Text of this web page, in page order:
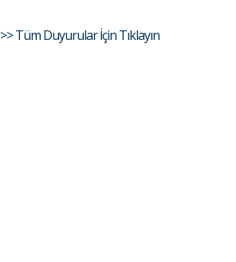
>> Tüm Duyurular İçin Tıklayın